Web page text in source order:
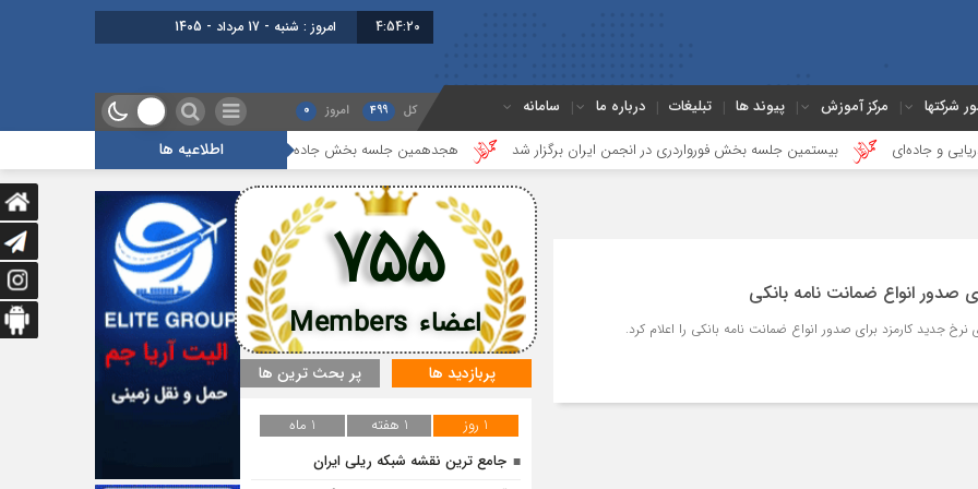
4:54:21 امروز : شنبه - 17 مرداد - 1405
شرکتها مرکز آموزش پیوند ها تبلیغات درباره ما سامانه کل 499 امروز 0
اطلاعیه ها بیستمین جلسه بخش فورواردری در انجمن ایران برگزار شد هجدهمین جلسه بخش جاده ای برگزار شد گزارشی از آخرین جلسه بخش گمرک ،
صدور انواع ضمانت نامه بانکی
جدید کارمزد برای صدور انواع ضمانت نامه بانکی را اعلام کرد. اعضاء Members
755
پربازدید ها پر بحث ترین ها
1 روز 1 هفته
1 ماه
جامع ترین نقشه شبکه ریلی ایران